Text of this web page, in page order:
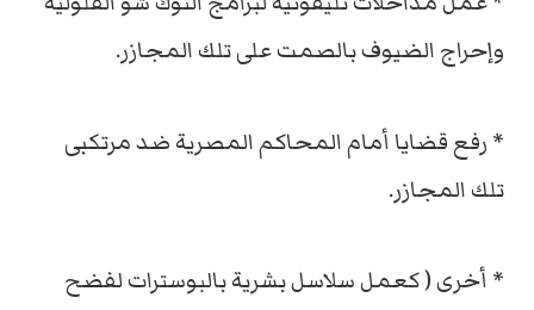
وإحراج الضيوف بالصمت على تلك المجازر.
* رفع قضايا أمام المحاكم المصرية ضد مرتكبى
تلك المجازر.
* أخرى ( كعمل سلاسل بشرية بالبوسترات لفضح